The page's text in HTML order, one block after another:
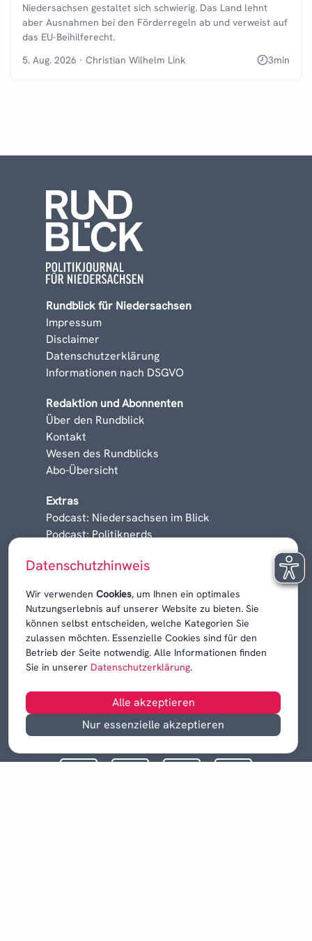
Niedersachsen gestaltet sich schwierig. Das Land lehnt
aber Ausnahmen bei den Förderregeln ab und verweist auf
das EU-Beihilferecht.
5. Aug. 2026 · Christian Wilhelm Link 3min
Datenschutzhinweis
Wir verwenden Cookies, um Ihnen ein optimales
Nutzungserlebnis auf unserer Website zu bieten. Sie
können selbst entscheiden, welche Kategorien Sie
zulassen möchten. Essenzielle Cookies sind für den
Betrieb der Seite notwendig. Alle Informationen finden
Sie in unserer Datenschutzerklärung.
Alle akzeptieren
Nur essenzielle akzeptieren
Rundblick für Niedersachsen
Impressum
Disclaimer
Datenschutzerklärung
Informationen nach DSGVO
Redaktion und Abonnenten
Über den Rundblick
Kontakt
Wesen des Rundblicks
Abo-Übersicht
Extras
Podcast: Niedersachsen im Blick
Podcast: Politiknerds
Karrieren, Krisen & Kontroversen